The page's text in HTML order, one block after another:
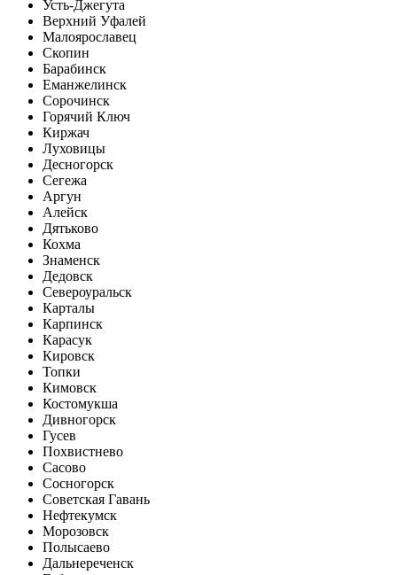
Усть-Джегута
Верхний Уфалей
Малоярославец
Скопин
Барабинск
Еманжелинск
Сорочинск
Горячий Ключ
Киржач
Луховицы
Десногорск
Сегежа
Аргун
Алейск
Дятьково
Кохма
Знаменск
Дедовск
Североуральск
Карталы
Карпинск
Карасук
Кировск
Топки
Кимовск
Костомукша
Дивногорск
Гусев
Похвистнево
Сасово
Сосногорск
Советская Гавань
Нефтекумск
Морозовск
Полысаево
Дальнереченск